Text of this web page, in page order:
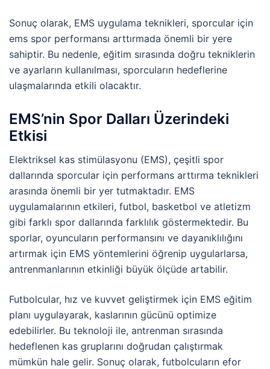
Sonuç olarak, EMS uygulama teknikleri, sporcular için
ems spor performansı arttırmada önemli bir yere
sahiptir. Bu nedenle, eğitim sırasında doğru tekniklerin
ve ayarların kullanılması, sporcuların hedeflerine
ulaşmalarında etkili olacaktır.
EMS’nin Spor Dalları Üzerindeki
Etkisi
Elektriksel kas stimülasyonu (EMS), çeşitli spor
dallarında sporcular için performans arttırma teknikleri
arasında önemli bir yer tutmaktadır. EMS
uygulamalarının etkileri, futbol, basketbol ve atletizm
gibi farklı spor dallarında farklılık göstermektedir. Bu
sporlar, oyuncuların performansını ve dayanıklılığını
artırmak için EMS yöntemlerini öğrenip uygularlarsa,
antrenmanlarının etkinliği büyük ölçüde artabilir.
Futbolcular, hız ve kuvvet geliştirmek için EMS eğitim
planı uygulayarak, kaslarının gücünü optimize
edebilirler. Bu teknoloji ile, antrenman sırasında
hedeflenen kas gruplarını doğrudan çalıştırmak
mümkün hale gelir. Sonuç olarak, futbolcuların efor